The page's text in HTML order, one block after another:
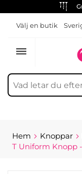
Välj en butik
dehaze
Hem Knoppar
T Uniform Knopp